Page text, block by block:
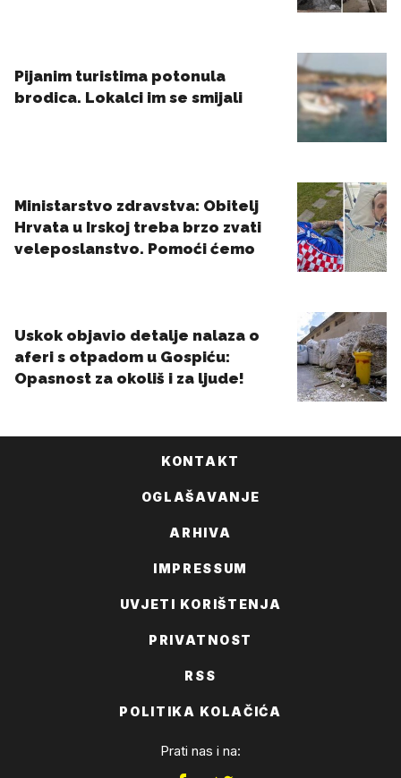
KONTAKT
OGLAŠAVANJE
ARHIVA
IMPRESSUM
UVJETI KORIŠTENJA
PRIVATNOST
RSS
POLITIKA KOLAČIĆA
Prati nas i na: